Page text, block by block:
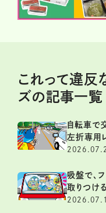
これって違反
ズの記事一覧
自転車で
左折専用
吸盤で、
取りつけ